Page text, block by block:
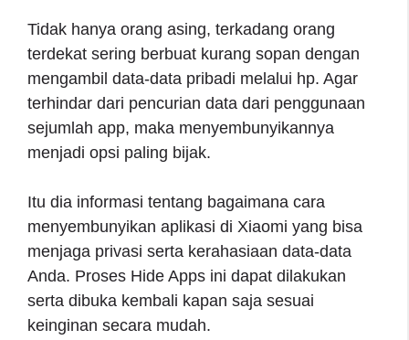
Tidak hanya orang asing, terkadang orang
terdekat sering berbuat kurang sopan dengan
mengambil data-data pribadi melalui hp. Agar
terhindar dari pencurian data dari penggunaan
sejumlah app, maka menyembunyikannya
menjadi opsi paling bijak.
Itu dia informasi tentang bagaimana cara
menyembunyikan aplikasi di Xiaomi yang bisa
menjaga privasi serta kerahasiaan data-data
Anda. Proses Hide Apps ini dapat dilakukan
serta dibuka kembali kapan saja sesuai
keinginan secara mudah.